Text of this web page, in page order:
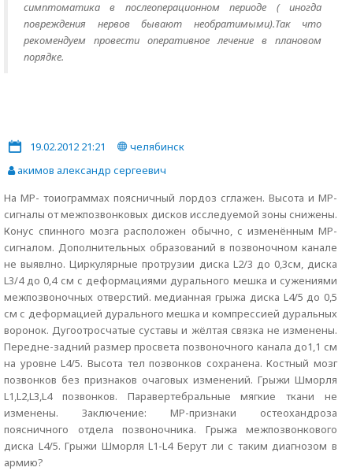
симптоматика в послеоперационном периоде ( иногда
повреждения нервов бывают необратимыми).Так что
рекомендуем провести оперативное лечение в плановом
порядке.
19.02.2012 21:21
челябинск
акимов александр сергеевич
На МР- тоиограммах поясничный лордоз сглажен. Высота и МР-
сигналы от межпозвонковых дисков исследуемой зоны снижены.
Конус спинного мозга расположен обычно, с изменённым МР-
сигналом. Дополнительных образований в позвоночном канале
не выявлно. Циркулярные протрузии диска L2/3 до 0,3см, диска
L3/4 до 0,4 см с деформациями дурального мешка и сужениями
межпозвоночных отверстий. медианная грыжа диска L4/5 до 0,5
см с деформацией дурального мешка и компрессией дуральных
воронок. Дугоотросчатые суставы и жёлтая связка не изменены.
Передне-задний размер просвета позвоночного канала до1,1 см
на уровне L4/5. Высота тел позвонков сохранена. Костный мозг
позвонков без признаков очаговых изменений. Грыжи Шморля
L1,L2,L3,L4 позвонков. Паравертебральные мягкие ткани не
изменены. Заключение: МР-признаки остеохандроза
поясничного отдела позвоночника. Грыжа межпозвонкового
диска L4/5. Грыжи Шморля L1-L4 Берут ли с таким диагнозом в
армию?